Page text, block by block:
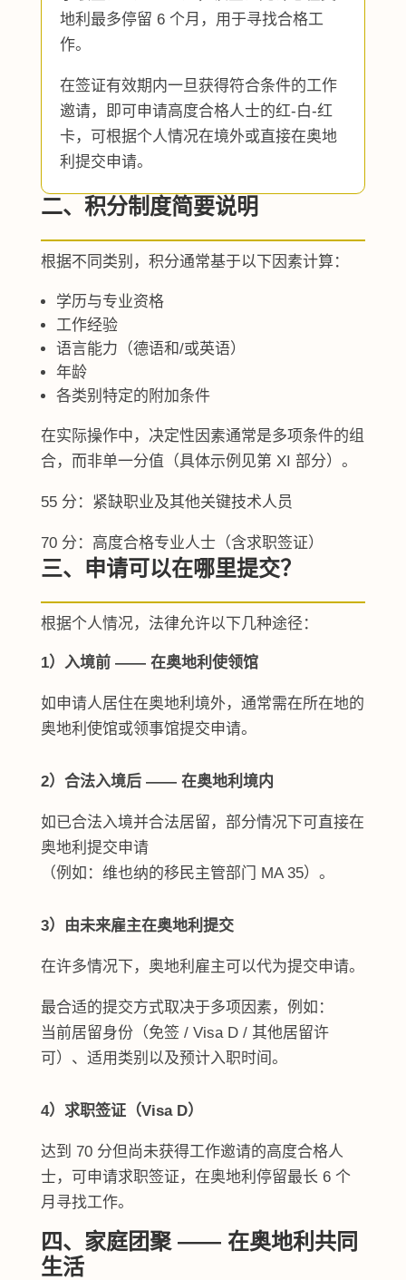
地利最多停留 6 个月，用于寻找合格工
作。
在签证有效期内一旦获得符合条件的工作
邀请，即可申请高度合格人士的红-白-红
卡，可根据个人情况在境外或直接在奥地
利提交申请。
二、积分制度简要说明
根据不同类别，积分通常基于以下因素计算：
学历与专业资格
工作经验
语言能力（德语和/或英语）
年龄
各类别特定的附加条件
在实际操作中，决定性因素通常是多项条件的组
合，而非单一分值（具体示例见第 XI 部分）。
55 分：紧缺职业及其他关键技术人员
70 分：高度合格专业人士（含求职签证）
三、申请可以在哪里提交？
根据个人情况，法律允许以下几种途径：
1）入境前 —— 在奥地利使领馆
如申请人居住在奥地利境外，通常需在所在地的
奥地利使馆或领事馆提交申请。
2）合法入境后 —— 在奥地利境内
如已合法入境并合法居留，部分情况下可直接在
奥地利提交申请
（例如：维也纳的移民主管部门 MA 35）。
3）由未来雇主在奥地利提交
在许多情况下，奥地利雇主可以代为提交申请。
最合适的提交方式取决于多项因素，例如：
当前居留身份（免签 / Visa D / 其他居留许
可）、适用类别以及预计入职时间。
4）求职签证（Visa D）
达到 70 分但尚未获得工作邀请的高度合格人
士，可申请求职签证，在奥地利停留最长 6 个
月寻找工作。
四、家庭团聚 —— 在奥地利共同
生活